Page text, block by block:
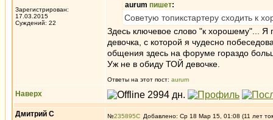
Зарегистрирован:
17.03.2015
Суждений: 22
aurum пишет:
Советую топикстартеру сходить к
Здесь ключевое слово "к хорошему"...
девочка, с которой я чудесно
общения здесь на форуме гораздо
Уж не в обиду ТОЙ девочке.
Ответы на этот пост: aurum
Наверх
Дмитрий С №235895 Добавлено: Ср 18 Мар 15, 01:08 (11 лет